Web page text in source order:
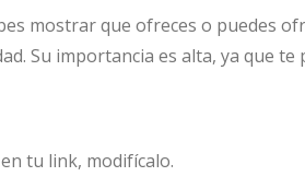
mostrar que ofreces o puedes
Su importancia es alta, ya que te
tu link, modifícalo.